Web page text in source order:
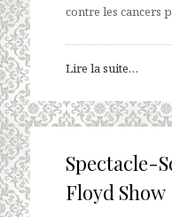
contre les cancers
Lire la suite…
Spectacle-
Floyd Show